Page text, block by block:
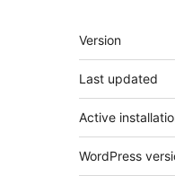
Meta
Version
Last updated
Active
WordPress